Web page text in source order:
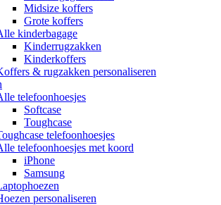
Midsize koffers
Grote koffers
kinderbagage
Kinderrugzakken
Kinderkoffers
& rugzakken personaliseren
telefoonhoesjes
Softcase
Toughcase
telefoonhoesjes
telefoonhoesjes met koord
iPhone
Samsung
personaliseren